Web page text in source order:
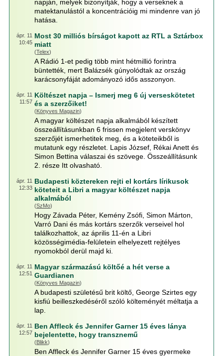
napján, melyek bizonyítják, hogy a verseknek a
matektanulástól a koncentrációig mi mindenre van jó
hatása.
ápr. 11
10:45
Most 30 milliós bírságot kapott az RTL a Sztárbox
miatt
(Telex)
A Rádió 1-et pedig több mint hétmillió forintra
büntették, mert Balázsék gúnyolódtak az ország
karácsonyfáját adományozó idős asszonyon.
ápr. 11
11:57
Költészet napja – Ismerj meg 6 új verseskötetet
és a szerzőiket!
(Könyves Magazin)
A magyar költészet napja alkalmából készített
összeállításunkban 6 frissen megjelent verskönyv
szerzőjét ismerhetitek meg, és a köteteikből is
mutatunk egy részletet. Lapis József, Rékai Anett és
Simon Bettina válaszai és szövege. Összeállításunk
2. része Itt olvasható.
ápr. 11
12:33
Budapesti köztereken rejti el kortárs lírikusok
köteteit a Libri a magyar költészet napja
alkalmából
(SzMo)
Hogy Závada Péter, Kemény Zsófi, Simon Márton,
Varró Dani és más kortárs szerzők verseivel hol
találkozhattok, az április 11-én a Libri
közösségimédia-felületein elhelyezett rejtélyes
nyomokból derül majd ki.
ápr. 11
12:51
Magyar származású költőé a hét verse a
Guardianen
(Könyves Magazin)
A budapesti születésű brit költő, George Szirtes egy
kisfiú beilleszkedéséről szóló költeményét méltatja a
lap.
ápr. 11
12:57
Ben Affleck és Jennifer Garner 15 éves lánya
bejelentette, hogy transznemű
(Blikk)
Ben Affleck és Jennifer Garner 15 éves gyermeke